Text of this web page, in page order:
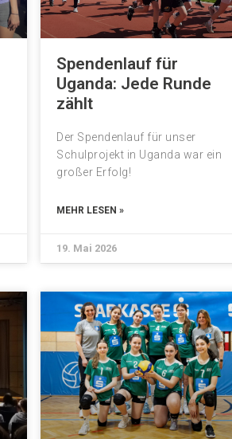
Spendenlauf für
Uganda: Jede Runde
zählt
Der Spendenlauf für unser
Schulprojekt in Uganda war ein
großer Erfolg!
MEHR LESEN »
19. Mai 2026